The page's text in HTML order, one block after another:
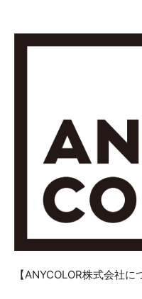
【ANYCOLOR株式会社に